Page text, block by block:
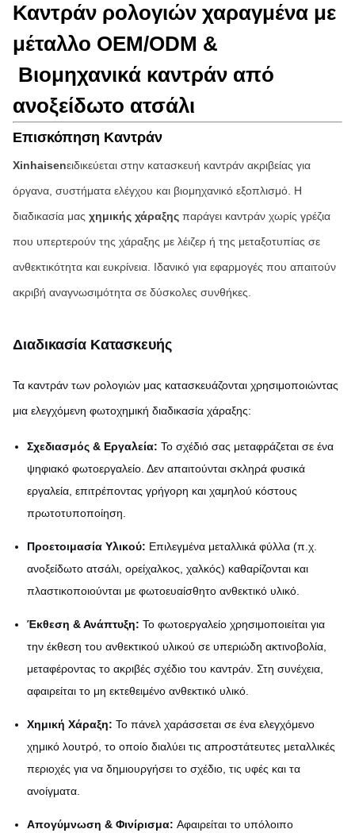
Καντράν ρολογιών χαραγμένα με
μέταλλο OEM/ODM &
Βιομηχανικά καντράν από
ανοξείδωτο ατσάλι
Επισκόπηση Καντράν
Xinhaisenειδικεύεται στην κατασκευή καντράν ακριβείας για
όργανα, συστήματα ελέγχου και βιομηχανικό εξοπλισμό. Η
διαδικασία μας χημικής χάραξης παράγει καντράν χωρίς γρέζια
που υπερτερούν της χάραξης με λέιζερ ή της μεταξοτυπίας σε
ανθεκτικότητα και ευκρίνεια. Ιδανικό για εφαρμογές που απαιτούν
ακριβή αναγνωσιμότητα σε δύσκολες συνθήκες.
Διαδικασία Κατασκευής
Τα καντράν των ρολογιών μας κατασκευάζονται χρησιμοποιώντας
μια ελεγχόμενη φωτοχημική διαδικασία χάραξης:
Σχεδιασμός & Εργαλεία: Το σχέδιό σας μεταφράζεται σε ένα
ψηφιακό φωτοεργαλείο. Δεν απαιτούνται σκληρά φυσικά
εργαλεία, επιτρέποντας γρήγορη και χαμηλού κόστους
πρωτοτυποποίηση.
Προετοιμασία Υλικού: Επιλεγμένα μεταλλικά φύλλα (π.χ.
ανοξείδωτο ατσάλι, ορείχαλκος, χαλκός) καθαρίζονται και
πλαστικοποιούνται με φωτοευαίσθητο ανθεκτικό υλικό.
Έκθεση & Ανάπτυξη: Το φωτοεργαλείο χρησιμοποιείται για
την έκθεση του ανθεκτικού υλικού σε υπεριώδη ακτινοβολία,
μεταφέροντας το ακριβές σχέδιο του καντράν. Στη συνέχεια,
αφαιρείται το μη εκτεθειμένο ανθεκτικό υλικό.
Χημική Χάραξη: Το πάνελ χαράσσεται σε ένα ελεγχόμενο
χημικό λουτρό, το οποίο διαλύει τις απροστάτευτες μεταλλικές
περιοχές για να δημιουργήσει το σχέδιο, τις υφές και τα
ανοίγματα.
Απογύμνωση & Φινίρισμα: Αφαιρείται το υπόλοιπο